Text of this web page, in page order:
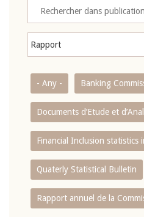
- Any - Banking
Documents d’Etude et
Financial Inclusion statistics
Quaterly Statistical Bulletin
Rapport annuel de la